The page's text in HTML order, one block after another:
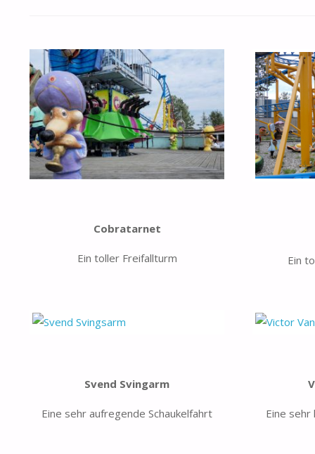
Cobratarnet
Ein toller Freifallturm Ein
Svend Svingarm
Eine sehr aufregende Schaukelfahrt Eine sehr